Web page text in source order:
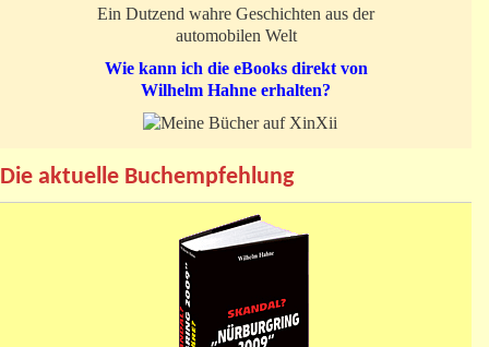
Ein Dutzend wahre Geschichten aus der
automobilen Welt
Wie kann ich die eBooks direkt von
Wilhelm Hahne erhalten?
Die aktuelle Buchempfehlung